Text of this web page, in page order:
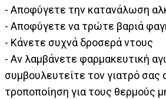
- Αποφύγετε την κατανάλωση
- Αποφύγετε να τρώτε βαριά
- Κάνετε συχνά δροσερά ντους
- Αν λαμβάνετε φαρμακευτική
συμβουλευτείτε τον γιατρό σας
τροποποίηση για τους θερμούς